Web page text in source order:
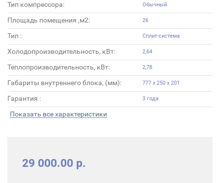
Тип компрессора: Обычный
Площадь помещения ,м2: 26
Тип : Сплит-система
Холодопроизводительность, кВт: 2,64
Теплопроизводительность, кВт: 2,78
Габариты внутреннего блока, (мм): 777 x 250 x 201
Гарантия : 3 года
Показать все характеристики
29 000.00 р.